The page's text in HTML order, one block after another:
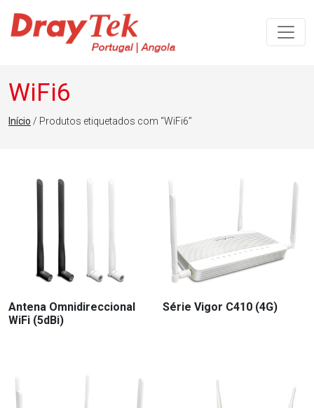
Navegação principal
WiFi6
Início / Produtos etiquetados com “WiFi6”
Antena Omnidireccional
WiFi (5dBi)
Série Vigor C410 (4G)